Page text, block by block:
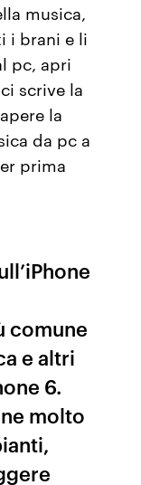
musica,
i brani e li
pc, apri
scrive la
la
da pc a
prima
comune
e altri
6.
molto